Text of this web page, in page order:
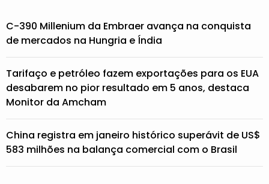
C-390 Millenium da Embraer avança na conquista
de mercados na Hungria e Índia
Tarifaço e petróleo fazem exportações para os EUA
desabarem no pior resultado em 5 anos, destaca
Monitor da Amcham
China registra em janeiro histórico superávit de US$
583 milhões na balança comercial com o Brasil